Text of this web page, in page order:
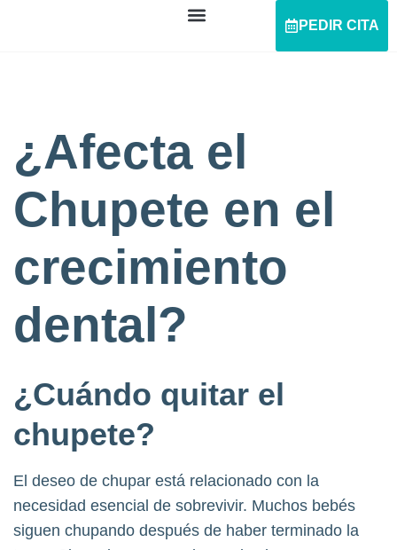
PEDIR CITA
¿Afecta el
Chupete en el
crecimiento
dental?
¿Cuándo quitar el
chupete?
El deseo de chupar está relacionado con la
necesidad esencial de sobrevivir. Muchos bebés
siguen chupando después de haber terminado la